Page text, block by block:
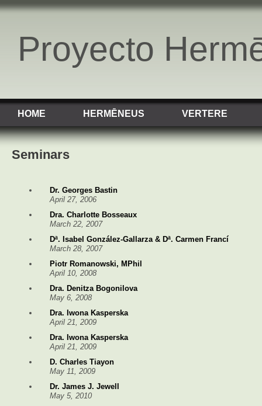
Proyecto
HOME HERMĒNEUS VERTERE
Seminars
Dr. Georges Bastin
April 27, 2006
Dra. Charlotte Bosseaux
March 22, 2007
Dª. Isabel González-Gallarza & Dª. Carmen Francí
March 28, 2007
Piotr Romanowski, MPhil
April 10, 2008
Dra. Denitza Bogonilova
May 6, 2008
Dra. Iwona Kasperska
April 21, 2009
Dra. Iwona Kasperska
April 21, 2009
D. Charles Tiayon
May 11, 2009
Dr. James J. Jewell
May 5, 2010